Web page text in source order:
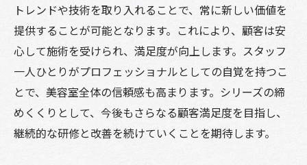
トレンドや技術を取り入れることで、常に新しい価値を
提供することが可能となります。これにより、顧客は安
心して施術を受けられ、満足度が向上します。スタッフ
一人ひとりがプロフェッショナルとしての自覚を持つこ
とで、美容室全体の信頼感も高まります。シリーズの締
めくくりとして、今後もさらなる顧客満足度を目指し、
継続的な研修と改善を続けていくことを期待します。